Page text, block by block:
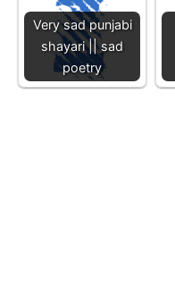
Very sad punjabi
shayari || sad
poetry